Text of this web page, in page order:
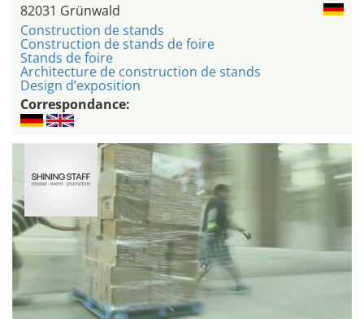
82031 Grünwald
Construction de stands
Construction de stands de foire
Stands de foire
Architecture de construction de stands
Design d’exposition
Correspondance: